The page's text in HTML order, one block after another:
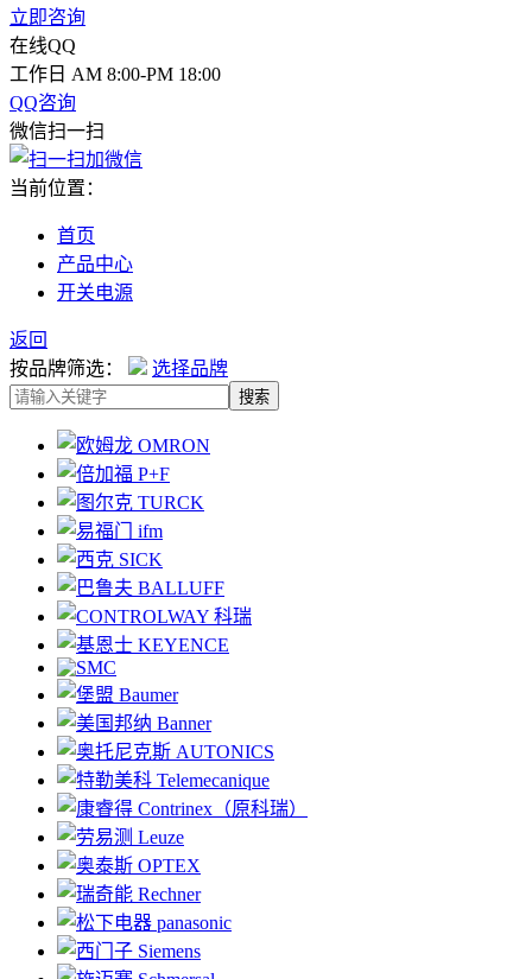
立即咨询
在线QQ
工作日 AM 8:00-PM 18:00
QQ咨询
微信扫一扫
当前位置：
首页
产品中心
开关电源
返回
按品牌筛选：
选择品牌
搜索